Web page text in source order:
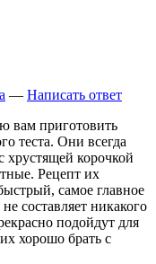
— Написать ответ
вам приготовить
теста. Они всегда
корочкой
Рецепт их
самое главное
составляет никакого
подойдут для
хорошо брать с